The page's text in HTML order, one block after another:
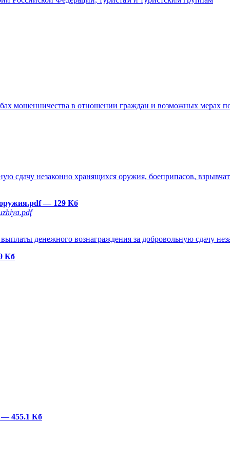
мошенничества в отношении граждан и возможных мерах
сдачу незаконно хранящихся оружия, боеприпасов,
оружия.pdf— 129 Кб
денежного вознаграждения за добровольную сдачу
Кб
— 455.1 Кб